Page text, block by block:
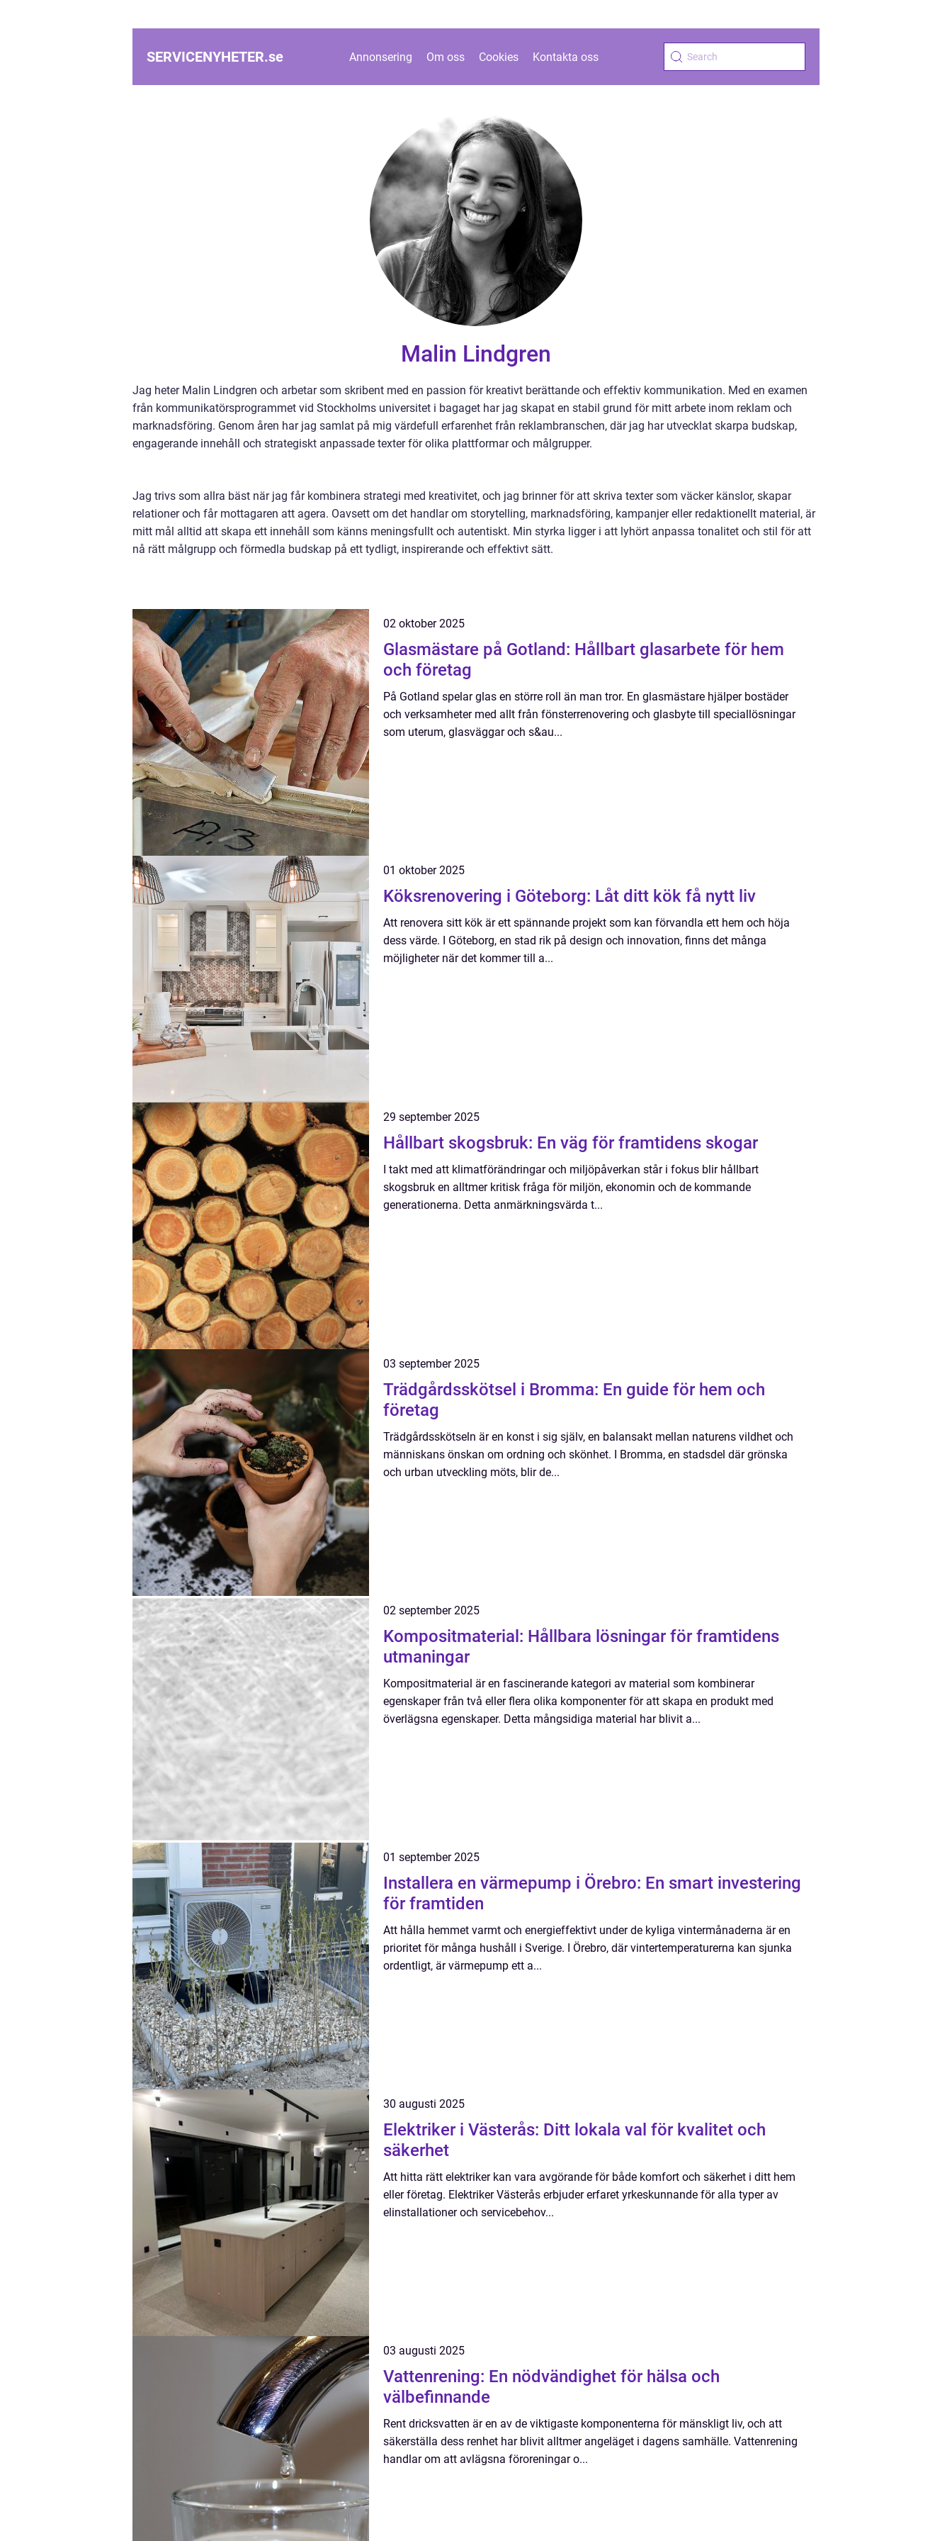
SERVICENYHETER.se Annonsering Om oss Cookies Kontakta oss
Malin Lindgren
Jag heter Malin Lindgren och arbetar som skribent med en passion för kreativt berättande och effektiv kommunikation. Med en examen
från kommunikatörsprogrammet vid Stockholms universitet i bagaget har jag skapat en stabil grund för mitt arbete inom reklam och
marknadsföring. Genom åren har jag samlat på mig värdefull erfarenhet från reklambranschen, där jag har utvecklat skarpa budskap,
engagerande innehåll och strategiskt anpassade texter för olika plattformar och målgrupper.
Jag trivs som allra bäst när jag får kombinera strategi med kreativitet, och jag brinner för att skriva texter som väcker känslor, skapar
relationer och får mottagaren att agera. Oavsett om det handlar om storytelling, marknadsföring, kampanjer eller redaktionellt material, är
mitt mål alltid att skapa ett innehåll som känns meningsfullt och autentiskt. Min styrka ligger i att lyhört anpassa tonalitet och stil för att
nå rätt målgrupp och förmedla budskap på ett tydligt, inspirerande och effektivt sätt.
02 oktober 2025
Glasmästare på Gotland: Hållbart glasarbete för hem
och företag
På Gotland spelar glas en större roll än man tror. En glasmästare hjälper bostäder
och verksamheter med allt från fönsterrenovering och glasbyte till speciallösningar
som uterum, glasväggar och s&au...
01 oktober 2025
Köksrenovering i Göteborg: Låt ditt kök få nytt liv
Att renovera sitt kök är ett spännande projekt som kan förvandla ett hem och höja
dess värde. I Göteborg, en stad rik på design och innovation, finns det många
möjligheter när det kommer till a...
29 september 2025
Hållbart skogsbruk: En väg för framtidens skogar
I takt med att klimatförändringar och miljöpåverkan står i fokus blir hållbart
skogsbruk en alltmer kritisk fråga för miljön, ekonomin och de kommande
generationerna. Detta anmärkningsvärda t...
03 september 2025
Trädgårdsskötsel i Bromma: En guide för hem och
företag
Trädgårdsskötseln är en konst i sig själv, en balansakt mellan naturens vildhet och
människans önskan om ordning och skönhet. I Bromma, en stadsdel där grönska
och urban utveckling möts, blir de...
02 september 2025
Kompositmaterial: Hållbara lösningar för framtidens
utmaningar
Kompositmaterial är en fascinerande kategori av material som kombinerar
egenskaper från två eller flera olika komponenter för att skapa en produkt med
överlägsna egenskaper. Detta mångsidiga material har blivit a...
01 september 2025
Installera en värmepump i Örebro: En smart investering
för framtiden
Att hålla hemmet varmt och energieffektivt under de kyliga vintermånaderna är en
prioritet för många hushåll i Sverige. I Örebro, där vintertemperaturerna kan sjunka
ordentligt, är värmepump ett a...
30 augusti 2025
Elektriker i Västerås: Ditt lokala val för kvalitet och
säkerhet
Att hitta rätt elektriker kan vara avgörande för både komfort och säkerhet i ditt hem
eller företag. Elektriker Västerås erbjuder erfaret yrkeskunnande för alla typer av
elinstallationer och servicebehov...
03 augusti 2025
Vattenrening: En nödvändighet för hälsa och
välbefinnande
Rent dricksvatten är en av de viktigaste komponenterna för mänskligt liv, och att
säkerställa dess renhet har blivit alltmer angeläget i dagens samhälle. Vattenrening
handlar om att avlägsna föroreningar o...